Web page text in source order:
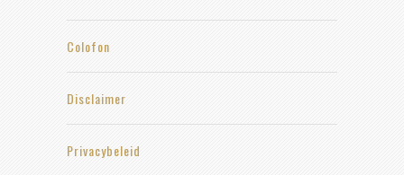
Colofon
Disclaimer
Privacybeleid